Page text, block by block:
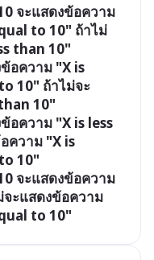
จะแสดงข้อความ
to 10" ถ้าไม่
than 10"
อความ "X is
10" ถ้าไม่จะ
10"
อความ "X is less
ความ "X is
10"
จะแสดงข้อความ
จะแสดงข้อความ
to 10"